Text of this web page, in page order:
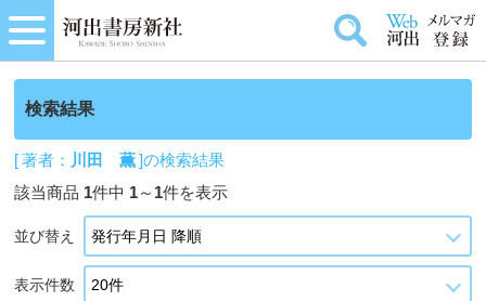
検索結果
[ 著者： 川田 薫]の検索結果
該当商品 1件中 1～ 1件を表示
並び替え
表示件数